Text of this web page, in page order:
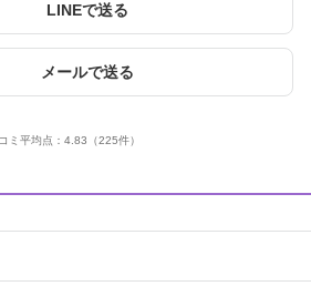
LINEで送る
メールで送る
ミ平均点： 4.83 （225件）